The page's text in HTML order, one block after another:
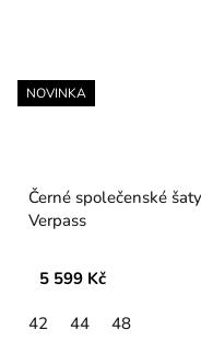
NOVINKA
Černé společenské šaty
Verpass
5 599 Kč
42 44 48